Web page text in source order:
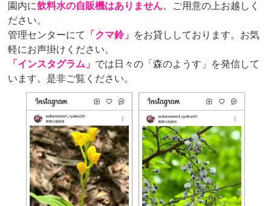
園内に飲料水の自販機はありません。ご用意の上お越しく
ださい。
管理センターにて
「クマ鈴」 をお貸ししております。お気
軽にお声掛けください。
「インスタグラム」 では日々の「森のようす」を発信して
います。是非ご覧ください。